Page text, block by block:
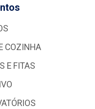
COZINHA
E FITAS